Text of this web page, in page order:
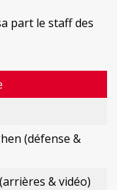
part le staff des
(défense &
& vidéo)